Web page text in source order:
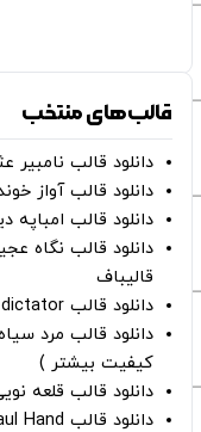
قالب‌های منتخب
دانلود قالب
دانلود قالب آواز
دانلود قالب امباپه
دانلود قالب نگاه
قالیباف
دانلود قالب kylian dictator
کیفیت بیشتر )
دانلود قالب قلعه
دانلود قالب Oh Kevin De Bruyne - Paul Hand